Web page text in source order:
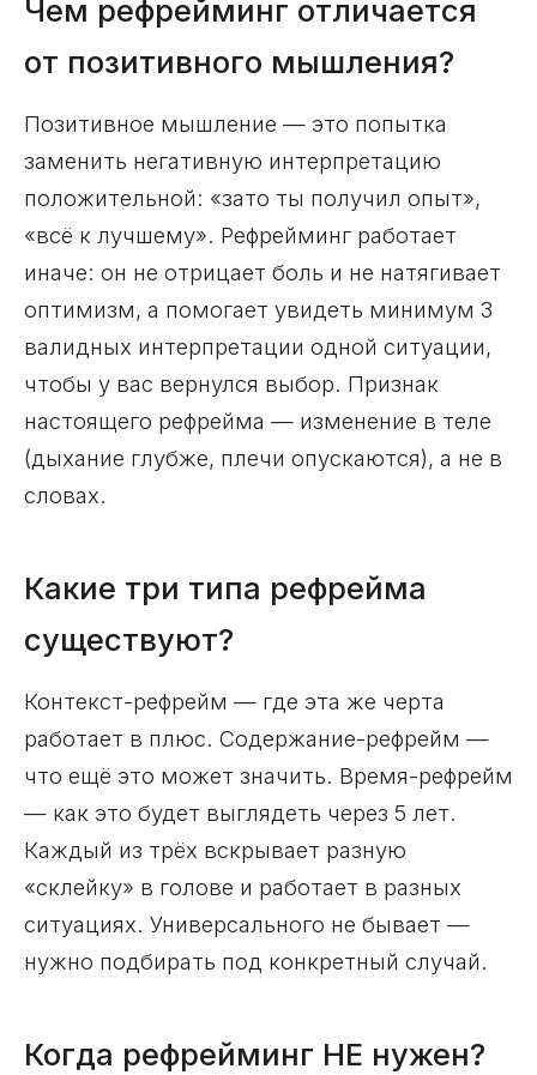
Чем рефрейминг отличается
от позитивного мышления?
Позитивное мышление — это попытка
заменить негативную интерпретацию
положительной: «зато ты получил опыт»,
«всё к лучшему». Рефрейминг работает
иначе: он не отрицает боль и не натягивает
оптимизм, а помогает увидеть минимум 3
валидных интерпретации одной ситуации,
чтобы у вас вернулся выбор. Признак
настоящего рефрейма — изменение в теле
(дыхание глубже, плечи опускаются), а не в
словах.
Какие три типа рефрейма
существуют?
Контекст-рефрейм — где эта же черта
работает в плюс. Содержание-рефрейм —
что ещё это может значить. Время-рефрейм
— как это будет выглядеть через 5 лет.
Каждый из трёх вскрывает разную
«склейку» в голове и работает в разных
ситуациях. Универсального не бывает —
нужно подбирать под конкретный случай.
Когда рефрейминг НЕ нужен?